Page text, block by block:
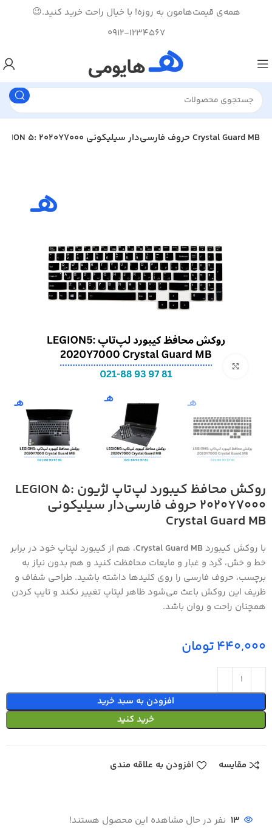
همه‌ی قیمت‌هامون به روزه! با خیال راحت خرید کنید.😉
0912-1234567
روکش محافظ کیبورد لپ‌تاپ لژیون LEGION 5: 2020Y7000 حروف فارسی‌دار سیلیکونی Crystal Guard MB
بزرگنمایی تصویر
روکش محافظ کیبورد لپ‌تاپ لژیون LEGION 5:
2020Y7000 حروف فارسی‌دار سیلیکونی
Crystal Guard MB
با روکش کیبوردCrystal Guard MB، هم از کیبورد لپتاپ خود در برابر
خط و خش، گرد و غبار و مایعات محافظت کنید و هم بدون نیاز به
برچسب، حروف فارسی را روی کلیدها داشته باشید. طراحی شفاف و
ظریف این روکش باعث می‌شود ظاهر لپتاپ تغییر نکند و تایپ کردن
همچنان راحت و روان باشد.
تومان
افزودن به سبد خرید
خرید کنید
مقایسه افزودن به علاقه مندی
13 نفر در حال مشاهده این محصول هستند!